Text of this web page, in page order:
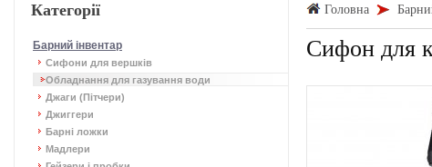
Категорії
Барний інвентар
Сифони для вершків
Обладнання для газування води
Джаги (Пітчери)
Джиггери
Барні ложки
Мадлери
Головна
Сифон для